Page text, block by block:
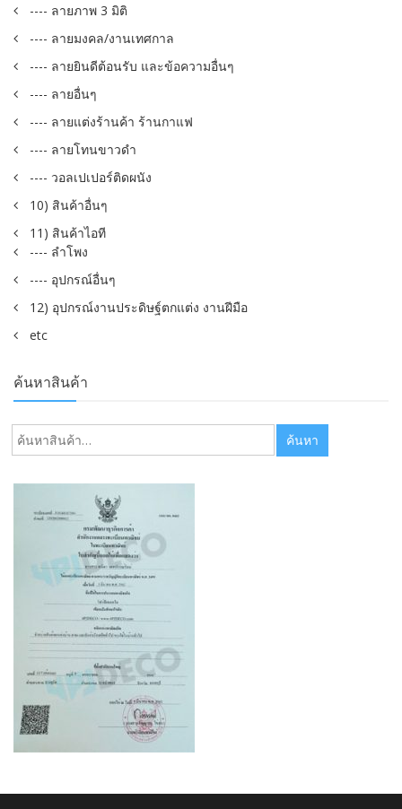
---- ลายภาพ 3 มิติ
---- ลายมงคล/งานเทศกาล
---- ลายยินดีต้อนรับ และข้อความอื่นๆ
---- ลายอื่นๆ
---- ลายแต่งร้านค้า ร้านกาแฟ
---- ลายโทนขาวดำ
---- วอลเปเปอร์ติดผนัง
10) สินค้าอื่นๆ
11) สินค้าไอที
---- ลำโพง
---- อุปกรณ์อื่นๆ
12) อุปกรณ์งานประดิษฐ์ตกแต่ง งานฝีมือ
etc
ค้นหาสินค้า
ค้นหา: ค้นหา